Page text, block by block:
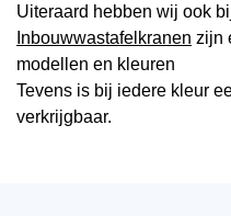
Uiteraard hebben wij ook
Inbouwwastafelkranen zijn
modellen en kleuren
Tevens is bij iedere kleur
verkrijgbaar.